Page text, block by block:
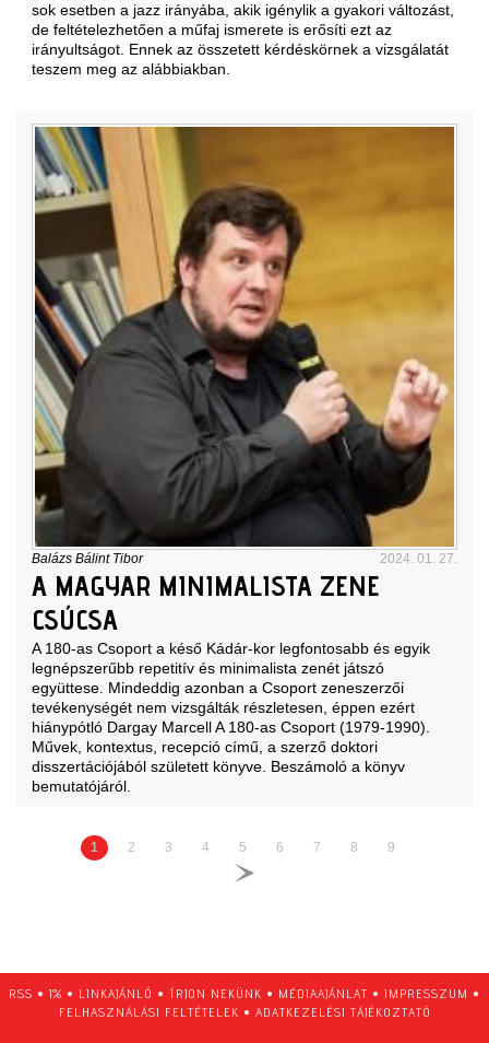
sok esetben a jazz irányába, akik igénylik a gyakori változást,
de feltételezhetően a műfaj ismerete is erősíti ezt az
irányultságot. Ennek az összetett kérdéskörnek a vizsgálatát
teszem meg az alábbiakban.
Balázs Bálint Tibor 2024. 01. 27.
A MAGYAR MINIMALISTA ZENE
CSÚCSA
A 180-as Csoport a késő Kádár-kor legfontosabb és egyik
legnépszerűbb repetitív és minimalista zenét játszó
együttese. Mindeddig azonban a Csoport zeneszerzői
tevékenységét nem vizsgálták részletesen, éppen ezért
hiánypótló Dargay Marcell A 180-as Csoport (1979-1990).
Művek, kontextus, recepció című, a szerző doktori
disszertációjából született könyve. Beszámoló a könyv
bemutatójáról.
1 2 3 4 5 6 7 8 9
RSS • 1% • LINKAJÁNLÓ • ÍRJON NEKÜNK • MÉDIAAJÁNLAT • IMPRESSZUM •
FELHASZNÁLÁSI FELTÉTELEK • ADATKEZELÉSI TÁJÉKOZTATÓ